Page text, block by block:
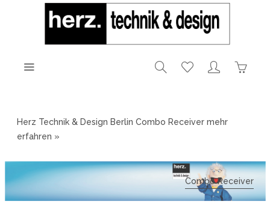
Herz Technik & Design Berlin Combo Receiver mehr
erfahren »
Combo Receiver